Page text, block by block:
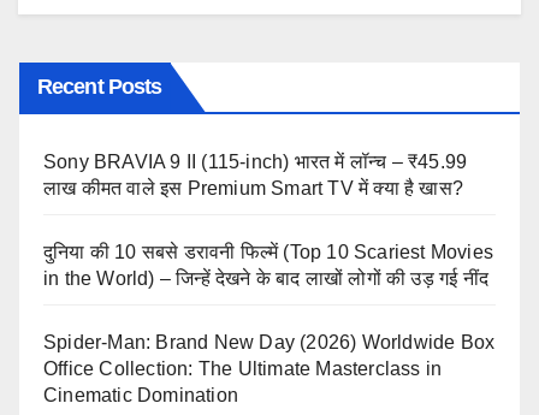
Recent Posts
Sony BRAVIA 9 II (115-inch) भारत में लॉन्च – ₹45.99
लाख कीमत वाले इस Premium Smart TV में क्या है खास?
दुनिया की 10 सबसे डरावनी फिल्में (Top 10 Scariest Movies
in the World) – जिन्हें देखने के बाद लाखों लोगों की उड़ गई नींद
Spider-Man: Brand New Day (2026) Worldwide Box
Office Collection: The Ultimate Masterclass in
Cinematic Domination